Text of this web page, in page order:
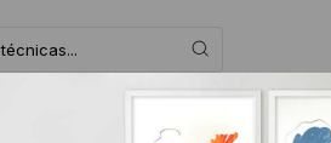
BLOG